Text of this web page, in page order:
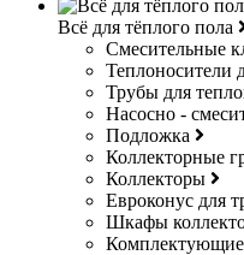
Всё для тёплого пола
Смесительные
Теплоносители
Трубы для
Насосно -
Подложка
Коллекторные
Коллекторы
Евроконус для
Шкафы
Комплектующие